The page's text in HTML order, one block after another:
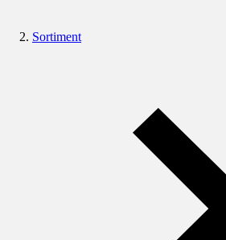
Sortiment